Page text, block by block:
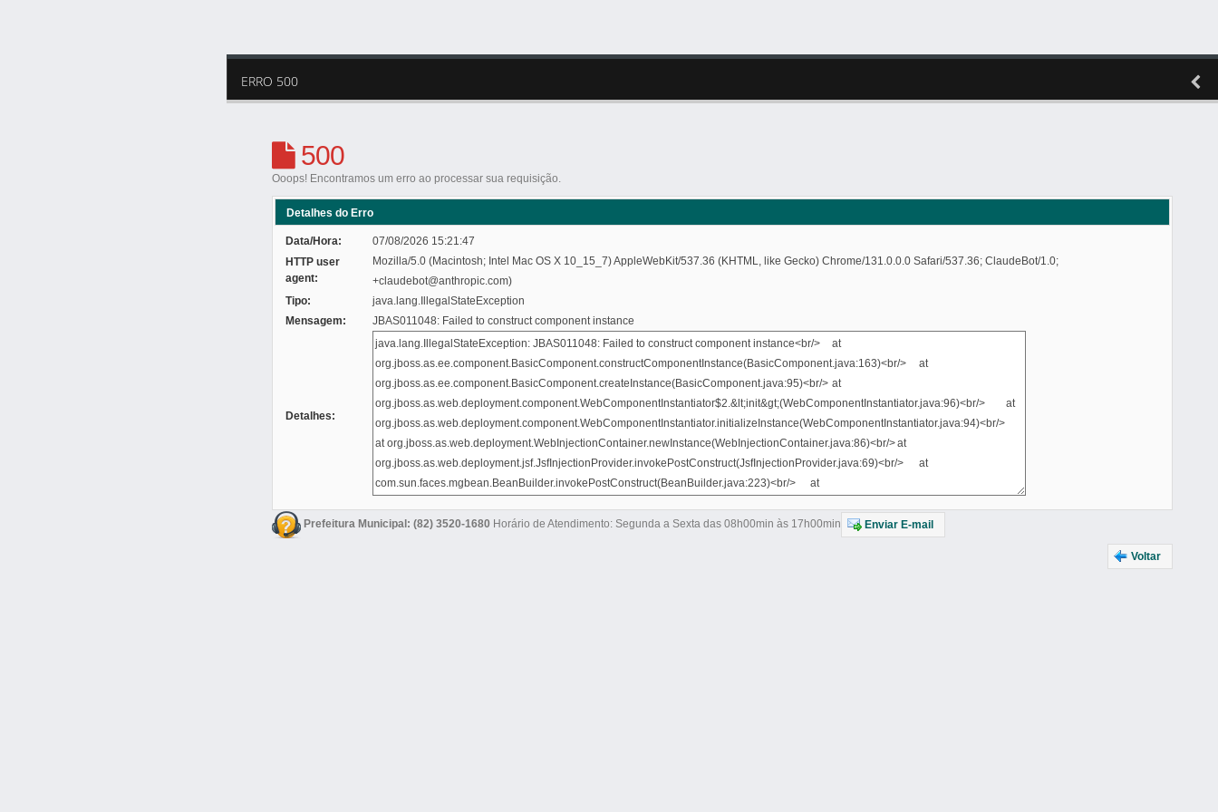
ERRO 500
500
Ooops! Encontramos um erro ao processar sua requisição.
Detalhes do Erro
Data/Hora:
07/08/2026 15:21:47
HTTP user
agent:
Mozilla/5.0 (Macintosh; Intel Mac OS X 10_15_7) AppleWebKit/537.36 (KHTML, like Gecko) Chrome/131.0.0.0 Safari/537.36; ClaudeBot/1.0;
+claudebot@anthropic.com)
Tipo:
java.lang.IllegalStateException
Mensagem:
JBAS011048: Failed to construct component instance
Detalhes:
Prefeitura Municipal: (82) 3520-1680 Horário de Atendimento: Segunda a Sexta das 08h00min às 17h00min Enviar E-mail
Voltar